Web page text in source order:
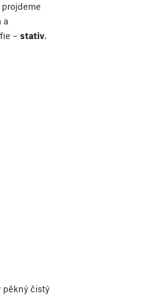
a
– stativ.
pěkný čistý